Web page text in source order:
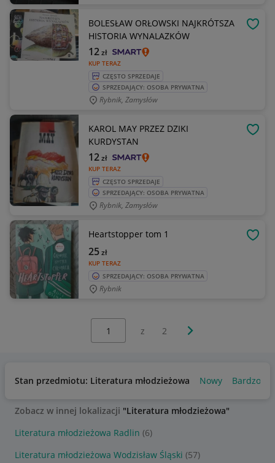
BOLESŁAW ORŁOWSKI NAJKRÓTSZA
HISTORIA WYNALAZKÓW
KUP TERAZ
12zł
CZĘSTO SPRZEDAJE
SPRZEDAJĄCY: OSOBA PRYWATNA
Rybnik, Zamysłów
KAROL MAY PRZEZ DZIKI
KURDYSTAN
KUP TERAZ
12zł
CZĘSTO SPRZEDAJE
SPRZEDAJĄCY: OSOBA PRYWATNA
Rybnik, Zamysłów
Heartstopper tom 1
KUP TERAZ
25zł
SPRZEDAJĄCY: OSOBA PRYWATNA
Rybnik
z 2 Następna strona
Stan przedmiotu: Literatura młodzieżowa Nowy Bardzo
Zobacz w innej lokalizacji "Literatura młodzieżowa"
Literatura młodzieżowa Radlin (6)
Literatura młodzieżowa Wodzisław Śląski (57)